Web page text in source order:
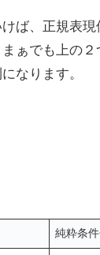
ば、正規表
ぁでも上の
なります。
純粋条